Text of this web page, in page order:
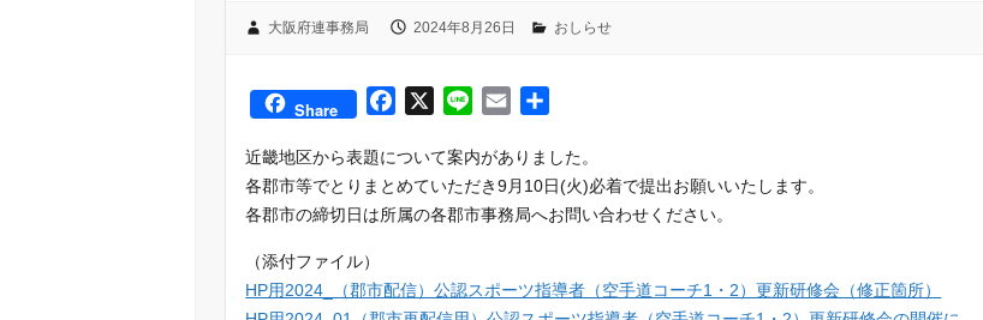
大阪府連事務局 2024年8月26日 おしらせ
Share
c
e
b
k
X
n
e
a
i
l
近畿地区から表題について案内がありました。
各郡市等でとりまとめていただき9月10日(火)必着で提出お願いいたします。
各郡市の締切日は所属の各郡市事務局へお問い合わせください。
（添付ファイル）
HP用2024_（郡市配信）公認スポーツ指導者（空手道コーチ1・2）更新研修会（修正箇所）